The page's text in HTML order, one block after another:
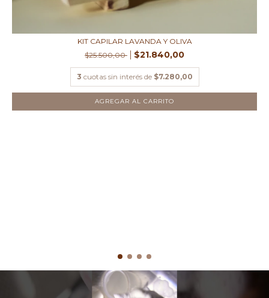
KIT CAPILAR LAVANDA Y OLIVA
$25.500,00
$21.840,00
3 cuotas sin interés de $7.280,00
AGREGAR AL CARRITO